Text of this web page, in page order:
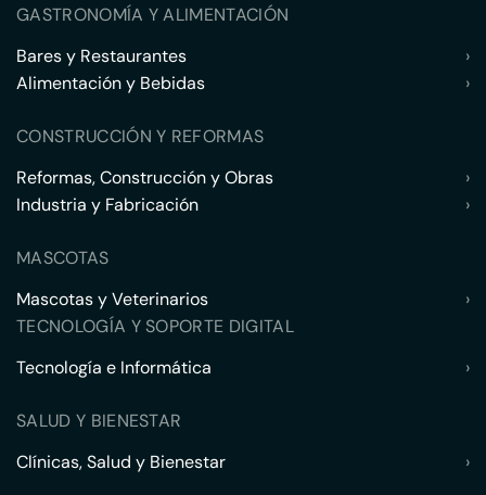
GASTRONOMÍA Y ALIMENTACIÓN
Bares y Restaurantes
›
Alimentación y Bebidas
›
CONSTRUCCIÓN Y REFORMAS
Reformas, Construcción y Obras
›
Industria y Fabricación
›
MASCOTAS
Mascotas y Veterinarios
›
TECNOLOGÍA Y SOPORTE DIGITAL
Tecnología e Informática
›
SALUD Y BIENESTAR
Clínicas, Salud y Bienestar
›